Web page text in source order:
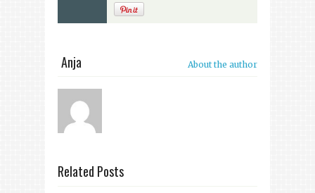
Anja About the author
Related Posts